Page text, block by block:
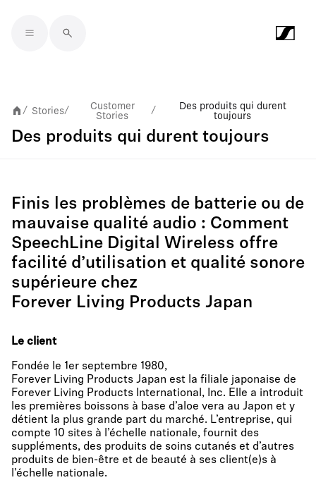
/ Stories/
Customer
Stories
/
Des produits qui durent
toujours
Des produits qui durent toujours
Finis les problèmes de batterie ou de
mauvaise qualité audio : Comment
SpeechLine Digital Wireless offre
facilité d’utilisation et qualité sonore
supérieure chez
Forever Living Products Japan
Le client
Fondée le 1er septembre 1980,
Forever Living Products Japan est la filiale japonaise de
Forever Living Products International, Inc. Elle a introduit
les premières boissons à base d’aloe vera au Japon et y
détient la plus grande part du marché. L’entreprise, qui
compte 10 sites à l’échelle nationale, fournit des
suppléments, des produits de soins cutanés et d’autres
produits de bien-être et de beauté à ses client(e)s à
l’échelle nationale.